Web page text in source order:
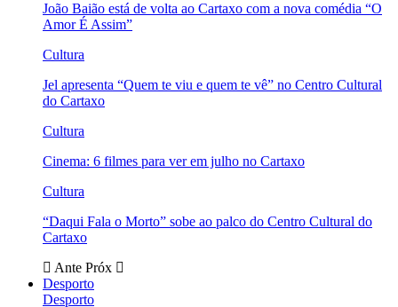
João Baião está de volta ao Cartaxo com a nova comédia “O
Amor É Assim”
Cultura
Jel apresenta “Quem te viu e quem te vê” no Centro Cultural
do Cartaxo
Cultura
Cinema: 6 filmes para ver em julho no Cartaxo
Cultura
“Daqui Fala o Morto” sobe ao palco do Centro Cultural do
Cartaxo
Ante Próx
Desporto
Desporto